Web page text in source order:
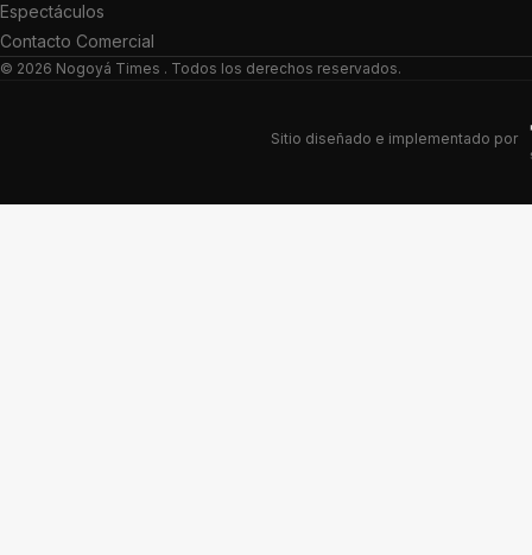
Espectáculos
Contacto Comercial
© 2026 Nogoyá Times . Todos los derechos reservados.
Sitio diseñado e implementado por